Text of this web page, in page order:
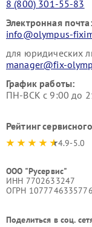
8 (800) 301-55-83
Электронная почта:
info@olympus-
для юридических
manager@fix-
График работы:
ПН-ВСК с 9:00 до
Рейтинг
4.9-5.0
ООО "Русервис"
ИНН 7702633247
ОГРН 1077746335776
Поделиться в соц.